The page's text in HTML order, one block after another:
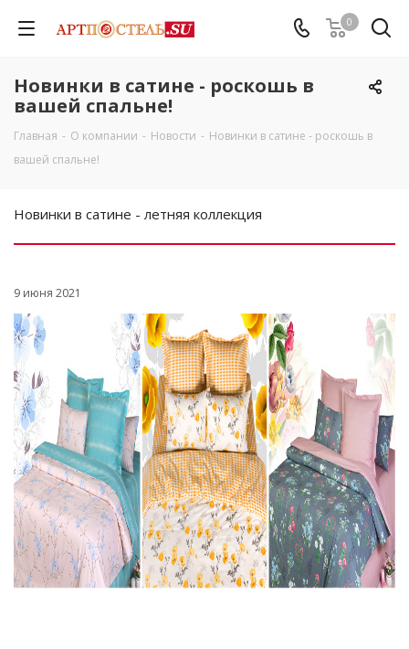
0
Новинки в сатине - роскошь в
вашей спальне!
Главная - О компании - Новости - Новинки в сатине - роскошь в
вашей спальне!
Новинки в сатине - летняя коллекция
9 июня 2021